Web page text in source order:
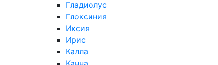
Гладиолус
Глоксиния
Иксия
Ирис
Калла
Канна